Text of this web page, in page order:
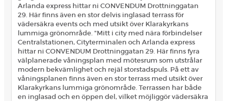
Arlanda express hittar ni CONVENDUM Drottninggatan
29. Här finns även en stor delvis inglasad terrass för
vädersäkra events och med utsikt över Klarakyrkans
lummiga grönområde. "Mitt i city med nära förbindelser
Centralstationen, Cityterminalen och Arlanda express
hittar ni CONVENDUM Drottninggatan 29. Här finns fyra
välplanerade våningsplan med mötesrum som utstrålar
modern bekvämlighet och rejäl storstadspuls. På ett av
våningsplanen finns även en stor terrass med utsikt över
Klarakyrkans lummiga grönområde. Terrassen har både
en inglasad och en öppen del, vilket möjliggör vädersäkra